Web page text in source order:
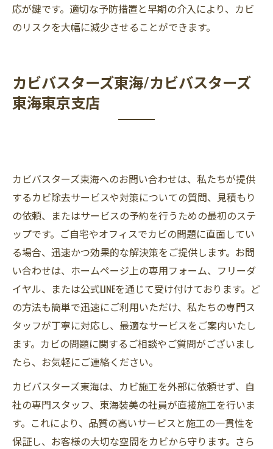
応が鍵です。適切な予防措置と早期の介入により、カビ
のリスクを大幅に減少させることができます。
カビバスターズ東海/カビバスターズ
東海東京支店
カビバスターズ東海へのお問い合わせは、私たちが提供
するカビ除去サービスや対策についての質問、見積もり
の依頼、またはサービスの予約を行うための最初のステ
ップです。ご自宅やオフィスでカビの問題に直面してい
る場合、迅速かつ効果的な解決策をご提供します。お問
い合わせは、ホームページ上の専用フォーム、フリーダ
イヤル、または公式LINEを通じて受け付けております。ど
の方法も簡単で迅速にご利用いただけ、私たちの専門ス
タッフが丁寧に対応し、最適なサービスをご案内いたし
ます。カビの問題に関するご相談やご質問がございまし
たら、お気軽にご連絡ください。
カビバスターズ東海は、カビ施工を外部に依頼せず、自
社の専門スタッフ、東海装美の社員が直接施工を行いま
す。これにより、品質の高いサービスと施工の一貫性を
保証し、お客様の大切な空間をカビから守ります。さら